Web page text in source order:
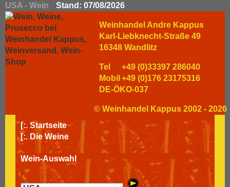
USA - Wein Stand: 07/08/2026
Weinhandel Andre Kappus
Karl-Liebknecht-Straße 49
16348 Wandlitz
Tel
+49 (0)33397 286040
Mobil +49 (0)176 23175316
DE-ÖKO-037
© Weinhandel Kappus 2002 - 2026
[:. Startseite
[:. Die Weine
Wein-Auswahl